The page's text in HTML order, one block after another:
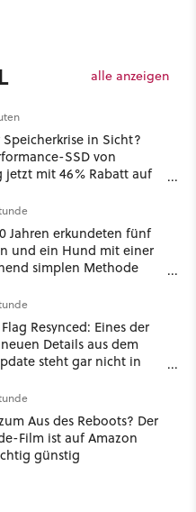
alle anzeigen
Speicherkrise in Sicht?
SSD von
jetzt mit 46% Rabatt auf
Jahren erkundeten fünf
und ein Hund mit einer
simplen Methode
die Ewigkeit
Resynced: Eines der
Details aus dem
steht gar nicht in
Aus des Reboots? Der
Film ist auf Amazon
günstig